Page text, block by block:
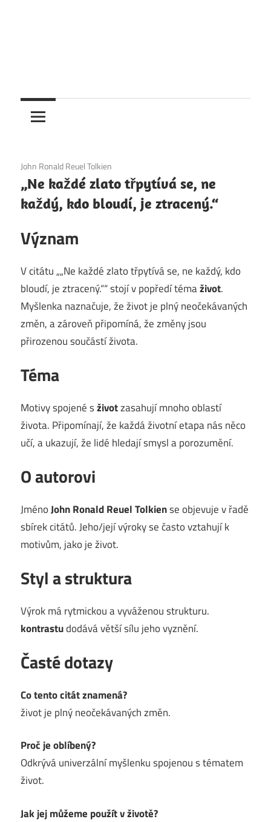
6. 12. 2020
John Ronald Reuel Tolkien
„Ne každé zlato třpytívá se, ne
každý, kdo bloudí, je ztracený.“
Význam
V citátu „„Ne každé zlato třpytívá se, ne každý, kdo
bloudí, je ztracený.““ stojí v popředí témaživot.
Myšlenka naznačuje, že život je plný neočekávaných
změn, a zároveň připomíná, že změny jsou
přirozenou součástí života.
Téma
Motivy spojené sživotzasahují mnoho oblastí
života. Připomínají, že každá životní etapa nás něco
učí, a ukazují, že lidé hledají smysl a porozumění.
O autorovi
JménoJohn Ronald Reuel Tolkiense objevuje v řadě
sbírek citátů. Jeho/její výroky se často vztahují k
motivům, jako je život.
Styl a struktura
Výrok má rytmickou a vyváženou strukturu.
kontrastudodává větší sílu jeho vyznění.
Časté dotazy
Co tento citát znamená?
život je plný neočekávaných změn.
Proč je oblíbený?
Odkrývá univerzální myšlenku spojenou s tématem
život.
Jak jej můžeme použít v životě?